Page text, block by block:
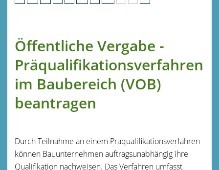
Öffentliche Vergabe -
Präqualifikationsverfahren
im Baubereich (VOB)
beantragen
Durch Teilnahme an einem Präqualifikationsverfahren
können Bauunternehmen auftragsunabhängig ihre
Qualifikation nachweisen. Das Verfahren umfasst